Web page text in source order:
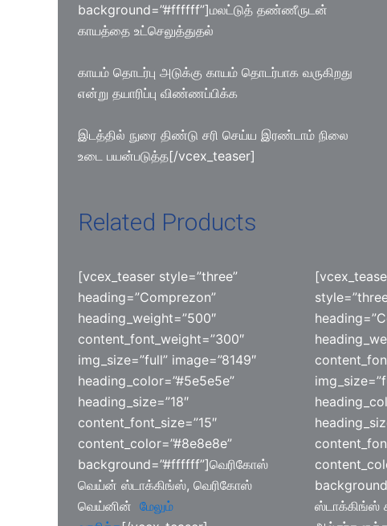
background=”#ffffff”]மலட்டுத் தண்ணீருடன்
காயத்தை உட்செலுத்துதல்
காயம் தொடர்பு அடுக்கு காயம் தொடர்பாக வருகிறது
என்று தயாரிப்பு விண்ணப்பிக்க
இடத்தில் நுரை திண்டு சரி செய்ய இரண்டாம் நிலை
உடை பயன்படுத்த[/vcex_teaser]
Related Products
[vcex_teaser style=”three”
heading=”Comprezon”
heading_weight=”500″
content_font_weight=”300″
img_size=”full” image=”8149″
heading_color=”#5e5e5e”
heading_size=”18″
content_font_size=”15″
content_color=”#8e8e8e”
background=”#ffffff”]வெரிகோஸ்
வெய்ன் ஸ்டாக்கிங்ஸ், வெரிகோஸ்
வெய்னின் மேலும்
ஸ்டாக்கிங்ஸ்